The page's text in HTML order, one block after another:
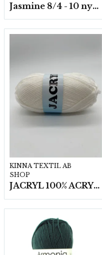
Jasmine 8/4 - 10 nystan a50g./fp.
KINNA TEXTIL AB
SHOP
JACRYL 100% ACRYL 50 G